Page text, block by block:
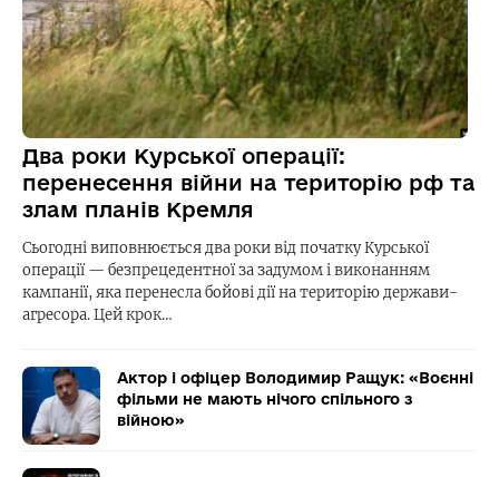
Два роки Курської операції:
перенесення війни на територію рф та
злам планів Кремля
Сьогодні виповнюється два роки від початку Курської
операції — безпрецедентної за задумом і виконанням
кампанії, яка перенесла бойові дії на територію держави-
агресора. Цей крок…
Актор і офіцер Володимир Ращук: «Воєнні
фільми не мають нічого спільного з
війною»